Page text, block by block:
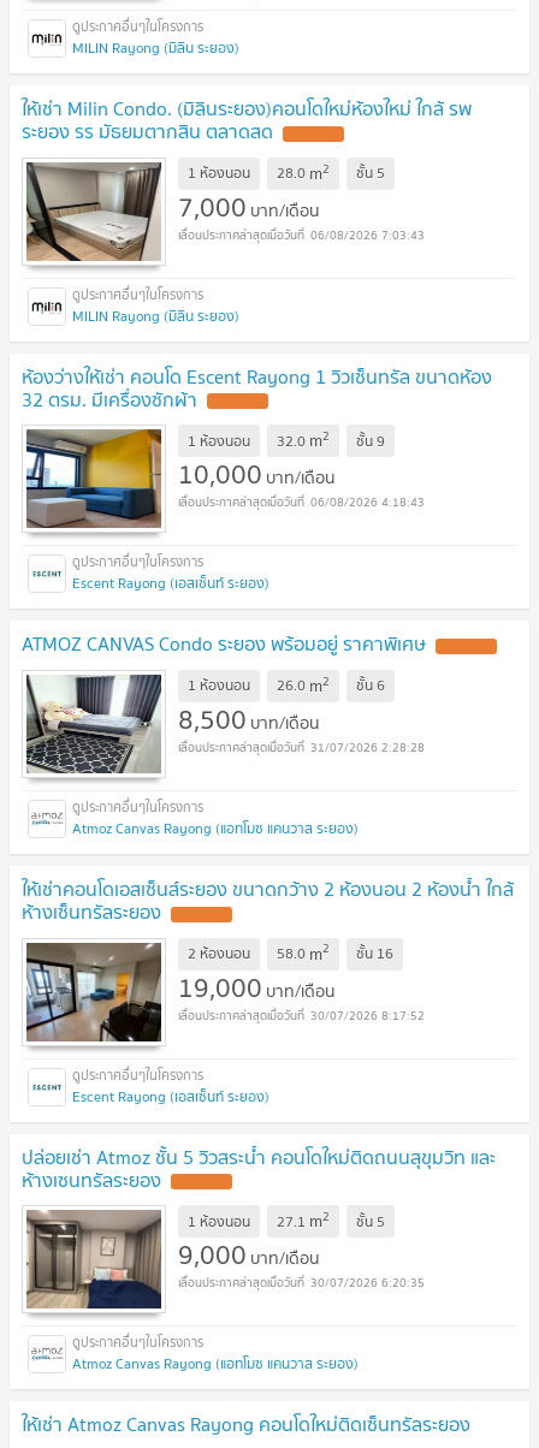
MILIN Rayong (มิลิน ระยอง)
ให้เช่า Milin Condo. (มิลินระยอง)คอนโดใหม่ห้องใหม่ ใกล้ รพ
ระยอง รร มัธยมตากสิน ตลาดสด
1 ห้องนอน 28.0 m2 ชั้น 5
7,000 บาท/เดือน
06/08/2026 7:03:43
MILIN Rayong (มิลิน ระยอง)
ห้องว่างให้เช่า คอนโด Escent Rayong 1 วิวเซ็นทรัล ขนาดห้อง
32 ตรม. มีเครื่องซักผ้า
1 ห้องนอน 32.0 m2 ชั้น9
10,000 บาท/เดือน
06/08/2026 4:18:43
Escent Rayong (เอสเซ็นท์ ระยอง)
ATMOZ CANVAS Condo ระยอง พร้อมอยู่ ราคาพิเศษ
1 ห้องนอน 26.0 m2 ชั้น6
8,500 บาท/เดือน
31/07/2026 2:28:28
Atmoz Canvas Rayong (แอทโมซ แคนวาส ระยอง)
ให้เช่าคอนโดเอสเซ็นส์ระยอง ขนาดกว้าง 2 ห้องนอน 2 ห้องน้ำ ใกล้
ห้างเซ็นทรัลระยอง
2 ห้องนอน 58.0 m2 ชั้น 16
19,000 บาท/เดือน
30/07/2026 8:17:52
Escent Rayong (เอสเซ็นท์ ระยอง)
ปล่อยเช่า Atmoz ชั้น 5 วิวสระน้ำ คอนโดใหม่ติดถนนสุขุมวิท และ
ห้างเซนทรัลระยอง
1 ห้องนอน 27.1 m2 ชั้น 5
9,000 บาท/เดือน
30/07/2026 6:20:35
Atmoz Canvas Rayong (แอทโมซ แคนวาส ระยอง)
ให้เช่า Atmoz Canvas Rayong คอนโดใหม่ติดเซ็นทรัลระยอง